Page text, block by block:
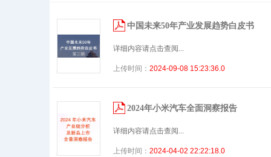
中国未来50年产业发展趋势白皮书
详细内容请点击查阅...
上传时间： 2024-09-08 15:23:36.0
2024年小米汽车全面洞察报告
详细内容请点击查阅...
上传时间： 2024-04-02 22:22:18.0